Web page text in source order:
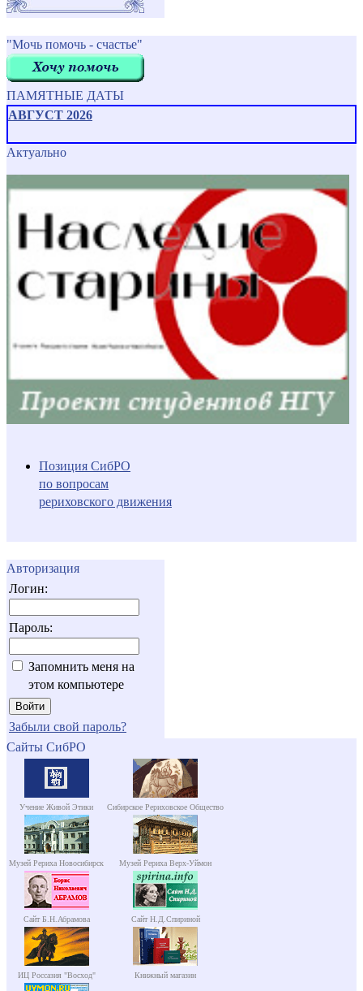
"Мочь помочь - счастье"
ПАМЯТНЫЕ ДАТЫ
АВГУСТ 2026
Актуально
Позиция СибРО
по вопросам
рериховского движения
Авторизация
Логин:
Пароль:
Запомнить меня на
этом компьютере
Забыли свой пароль?
Сайты СибРО
Учение Живой Этики Сибирское Рериховское Общество
Музей Рериха Новосибирск Музей Рериха Верх-Уймон
Сайт Б.Н.Абрамова Сайт Н.Д.Спириной
ИЦ Россазия "Восход" Книжный магазин